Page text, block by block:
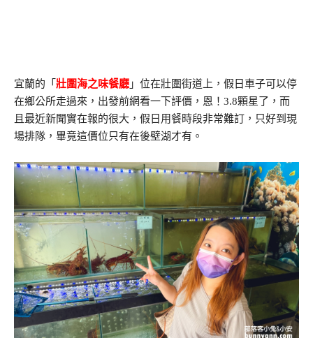
宜蘭的「 壯圍海之味餐廳 」位在壯圍街道上，假日車子可以停
在鄉公所走過來，出發前網看一下評價，恩！3.8顆星了，而
且最近新聞實在報的很大，假日用餐時段非常難訂，只好到現
場排隊，畢竟這價位只有在後壁湖才有。